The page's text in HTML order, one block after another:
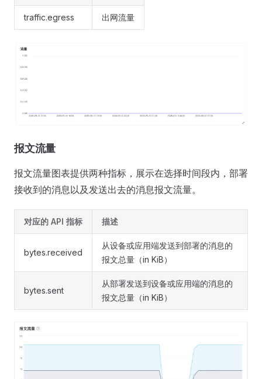
traffic.egress 出网流量
报文流量
报文流量图表提供两种指标，展示在选择时间段内，部署
接收到的消息以及发送出去的消息报文流量。
对应的 API 指标 描述
bytes.received
从设备或应用端发送到部署的消息的
报文总量（in KiB）
bytes.sent
从部署发送到设备或应用端的消息的
报文总量（in KiB）